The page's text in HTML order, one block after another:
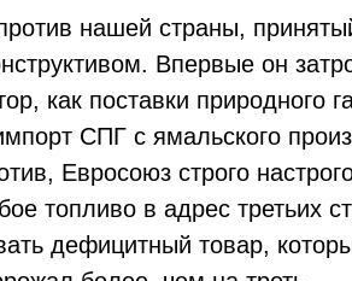
нашей страны,
Впервые он
как поставки природного
СПГ с ямальского
Евросоюз строго
топливо в адрес третьих
дефицитный товар,